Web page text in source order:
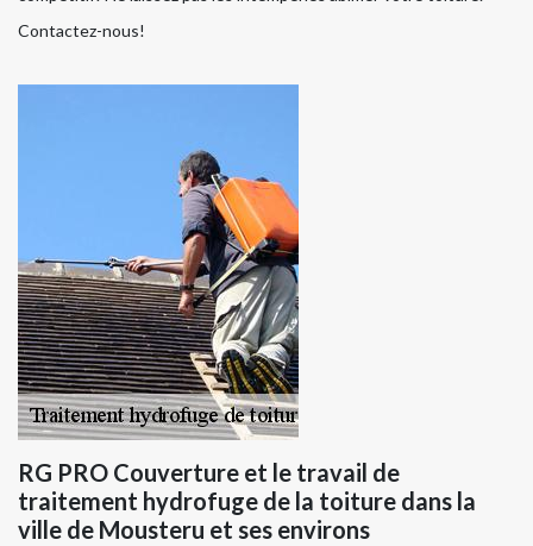
Contactez-nous!
RG PRO Couverture et le travail de
traitement hydrofuge de la toiture dans la
ville de Mousteru et ses environs